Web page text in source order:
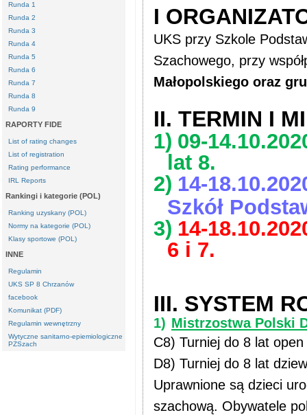
Runda 1
Runda 2
Runda 3
Runda 4
Runda 5
Runda 6
Runda 7
Runda 8
Runda 9
RAPORTY FIDE
List of rating changes
List of registration
Rating performance
IRL Reports
Rankingi i kategorie (POL)
Ranking uzyskany (POL)
Normy na kategorie (POL)
Klasy sportowe (POL)
INNE
Regulamin
UKS SP 8 Chrzanów
facebook
Komunikat (PDF)
Regulamin wewnętrzny
Wytyczne sanitarno-epiemiologiczne
PZSzach
I
UKS przy Szkole
Szachowego, przy
Małopolskiego oraz
II. TERMIN I
1) 09-
lat 8.
2) 14-
Szkół
3) 14-
6 i 7.
III. SYSTEM
1) Mistrzostwa Polski
C8) Turniej do 8 lat open
D8) Turniej do 8 lat
Uprawnione są dzieci
szachową. Obywatele